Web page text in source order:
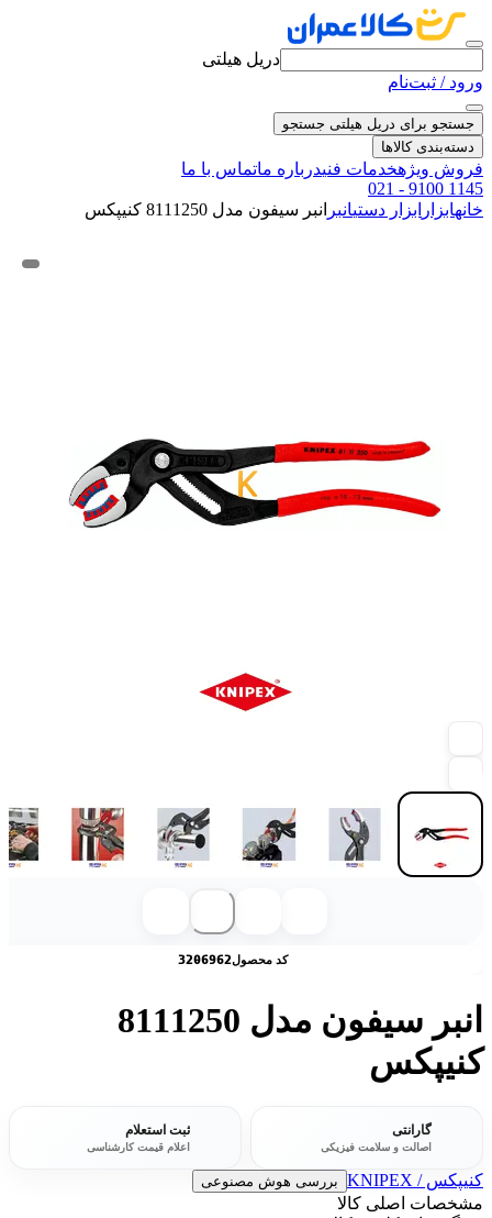
دریل هیلتی
ورود / ثبت‌نام
جستجو برای دریل هیلتی جستجو
دسته‌بندی کالاها
فروش ویژهخدمات فنیدرباره ماتماس با ما
021 - 9100 1145
خانهابزار ابزار دستیانبر انبر سیفون مدل 8111250 کنیپکس
کد محصول3206962
انبر سیفون مدل 8111250
کنیپکس
گارانتی
اصالت و سلامت فیزیکی
ثبت استعلام
اعلام قیمت کارشناسی
کنیپکس / KNIPEX بررسی هوش مصنوعی
مشخصات اصلی کالا